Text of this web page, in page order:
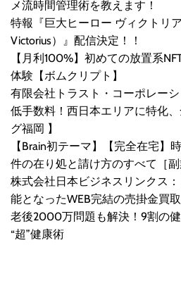
メ流時間管理術を教えます！
特報『巨大ヒーロー ヴィクトリ
Victorius）』配信決定！！
【月利100%】初めての放置系
体験【ボムクリプト】
有限会社トラスト・コーポレー
低手数料！西日本エリアに特化
グ福岡 】
【Brain初テーマ】【完全在宅
件の在り処と請け方のすべて［
株式会社日本ビジネスリンクス
能となったWEB完結の売掛金買取
老後2000万問題も解決！9割の
“超”健康術